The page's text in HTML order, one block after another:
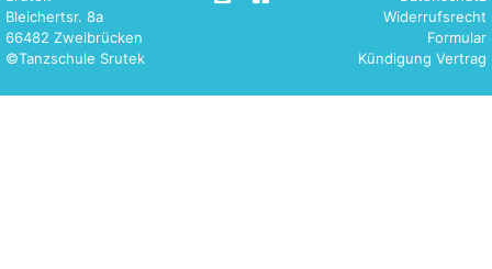
Bleichertsr. 8a
66482 Zweibrücken
©Tanzschule Srutek
Widerrufsrecht
Formular
Kündigung Vertrag